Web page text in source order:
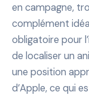
en campagne,
complément
obligatoire pour
de localiser un
une position
d’Apple, ce qui